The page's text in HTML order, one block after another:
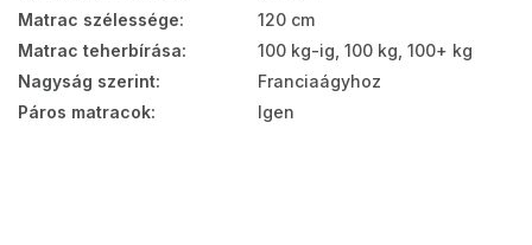
Matrac szélessége:
120 cm
Matrac teherbírása:
100 kg-ig, 100 kg, 100+ kg
Nagyság szerint:
Franciaágyhoz
Páros matracok: Igen